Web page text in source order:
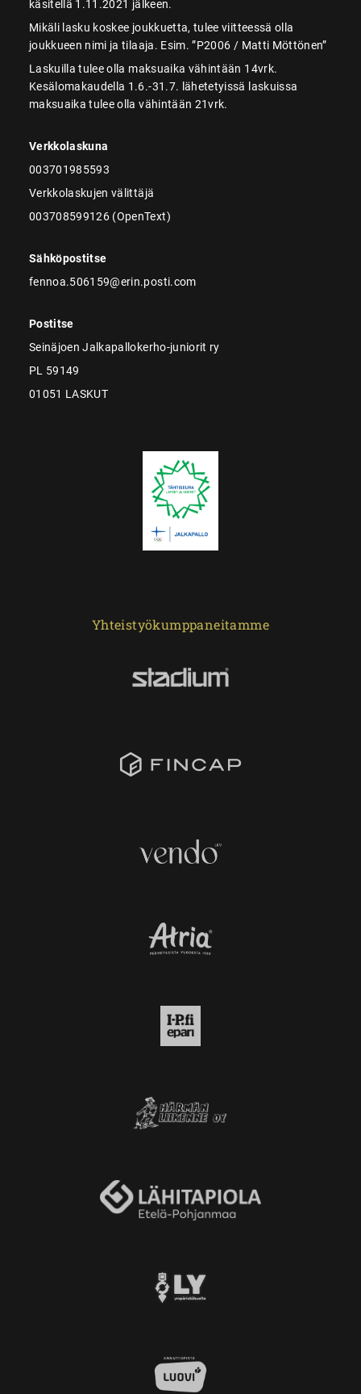
käsitellä 1.11.2021 jälkeen.
Mikäli lasku koskee joukkuetta, tulee viitteessä olla
joukkueen nimi ja tilaaja. Esim. ”P2006 / Matti Möttönen”
Laskuilla tulee olla maksuaika vähintään 14vrk.
Kesälomakaudella 1.6.-31.7. lähetetyissä laskuissa
maksuaika tulee olla vähintään 21vrk.
Verkkolaskuna
003701985593
Verkkolaskujen välittäjä
003708599126 (OpenText)
Sähköpostitse
fennoa.506159@erin.posti.com
Postitse
Seinäjoen Jalkapallokerho-juniorit ry
PL 59149
01051 LASKUT
Yhteistyökumppaneitamme